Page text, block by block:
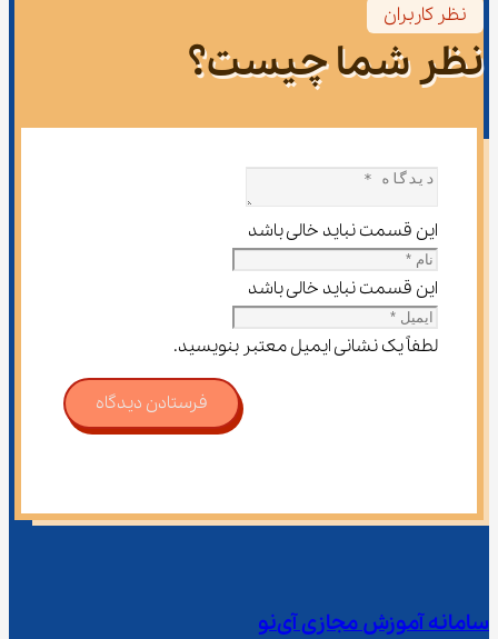
نظر کاربران
نظر شما چیست؟
این قسمت نباید خالی باشد
این قسمت نباید خالی باشد
لطفاً یک نشانی ایمیل معتبر بنویسید.
فرستادن دیدگاه
سامانه آموزش مجازی آی‌نو